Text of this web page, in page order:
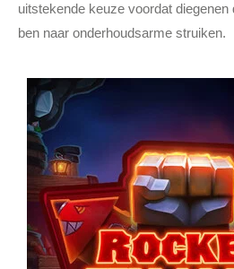
uitstekende keuze voordat
ben naar onderhoudsarme struiken.